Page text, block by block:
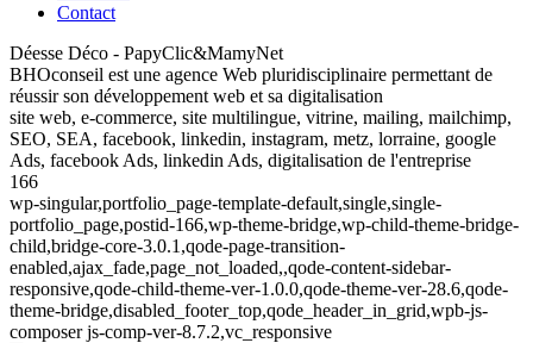
Contact
Déesse Déco - PapyClic&MamyNet
BHOconseil est une agence Web pluridisciplinaire permettant de
réussir son développement web et sa digitalisation
site web, e-commerce, site multilingue, vitrine, mailing, mailchimp,
SEO, SEA, facebook, linkedin, instagram, metz, lorraine, google
Ads, facebook Ads, linkedin Ads, digitalisation de l'entreprise
166
wp-singular,portfolio_page-template-default,single,single-
portfolio_page,postid-166,wp-theme-bridge,wp-child-theme-bridge-
child,bridge-core-3.0.1,qode-page-transition-
enabled,ajax_fade,page_not_loaded,,qode-content-sidebar-
responsive,qode-child-theme-ver-1.0.0,qode-theme-ver-28.6,qode-
theme-bridge,disabled_footer_top,qode_header_in_grid,wpb-js-
composer js-comp-ver-8.7.2,vc_responsive